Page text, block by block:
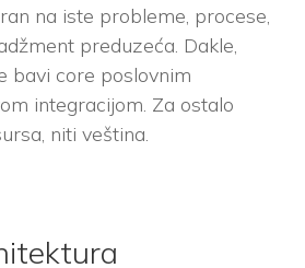
na iste probleme, procese,
preduzeća. Dakle,
bavi core poslovnim
integracijom. Za ostalo
niti veština.